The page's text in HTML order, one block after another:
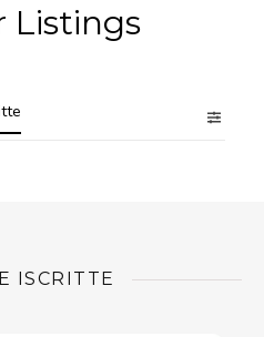
Listings
ISCRITTE